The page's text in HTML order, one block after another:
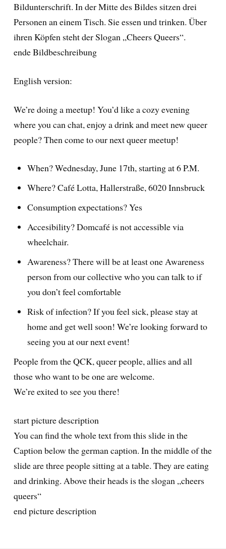
Bildunterschrift. In der Mitte des Bildes sitzen drei
Personen an einem Tisch. Sie essen und trinken. Über
ihren Köpfen steht der Slogan „Cheers Queers“.
ende Bildbeschreibung
English version:
We’re doing a meetup! You’d like a cozy evening
where you can chat, enjoy a drink and meet new queer
people? Then come to our next queer meetup!
When? Wednesday, June 17th, starting at 6 P.M.
Where? Café Lotta, Hallerstraße, 6020 Innsbruck
Consumption expectations? Yes
Accesibility? Domcafé is not accessible via
wheelchair.
Awareness? There will be at least one Awareness
person from our collective who you can talk to if
you don’t feel comfortable
Risk of infection? If you feel sick, please stay at
home and get well soon! We’re looking forward to
seeing you at our next event!
People from the QCK, queer people, allies and all
those who want to be one are welcome.
We’re exited to see you there!
start picture description
You can find the whole text from this slide in the
Caption below the german caption. In the middle of the
slide are three people sitting at a table. They are eating
and drinking. Above their heads is the slogan „cheers
queers“
end picture description